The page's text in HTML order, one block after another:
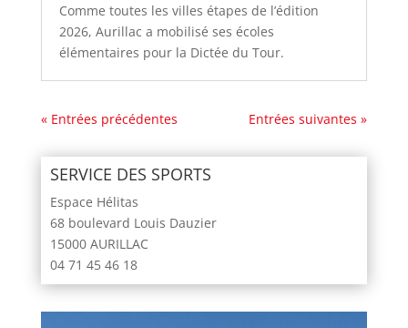
Comme toutes les villes étapes de l’édition
2026, Aurillac a mobilisé ses écoles
élémentaires pour la Dictée du Tour.
« Entrées précédentes Entrées suivantes »
SERVICE DES SPORTS
Espace Hélitas
68 boulevard Louis Dauzier
15000 AURILLAC
04 71 45 46 18